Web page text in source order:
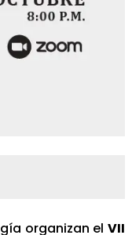
organizan elVII